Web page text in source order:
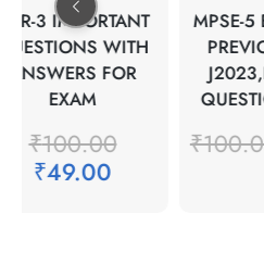
3 IMPORTANT
WITH
ANSWERS FOR
EXAM
₹100.00
₹49.00
MPSE-5
₹